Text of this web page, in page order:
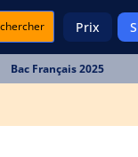
Prix
Bac Français 2025